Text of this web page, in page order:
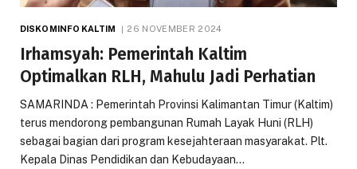
DISKOMINFO KALTIM 26 NOVEMBER 2024
Irhamsyah: Pemerintah Kaltim
Optimalkan RLH, Mahulu Jadi Perhatian
SAMARINDA : Pemerintah Provinsi Kalimantan Timur (Kaltim)
terus mendorong pembangunan Rumah Layak Huni (RLH)
sebagai bagian dari program kesejahteraan masyarakat. Plt.
Kepala Dinas Pendidikan dan Kebudayaan…